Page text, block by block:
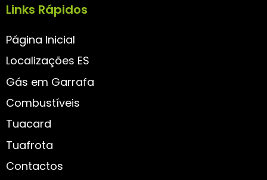
Links Rápidos
Página Inicial
Localizações ES
Gás em Garrafa
Combustíveis
Tuacard
Tuafrota
Contactos